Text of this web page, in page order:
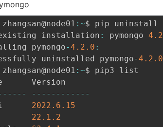
zhangsan@node01 :~$ pip uninstall
existing installation : pymongo 4.2
pymongo-4.2 .0 :
uninstalled pymongo
-4.2 .0
zhangsan@node01 :~$ pip3 list
-- -- -- -- -- -- -- --
2022.6 .15
22.1 .2